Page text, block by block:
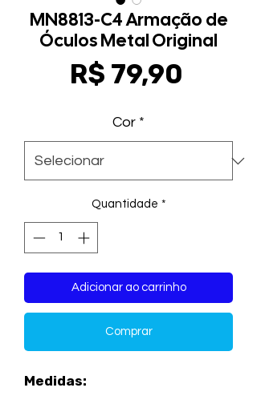
MN8813-C4 Armação de
Óculos Metal Original
R$ 79,90
Cor *
Quantidade *
Adicionar ao carrinho
Comprar
Medidas: